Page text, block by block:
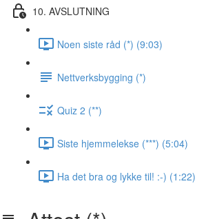
10. AVSLUTNING
Noen siste råd (*) (9:03)
Nettverksbygging (*)
Quiz 2 (**)
Siste hjemmelekse (***) (5:04)
Ha det bra og lykke til! :-) (1:22)